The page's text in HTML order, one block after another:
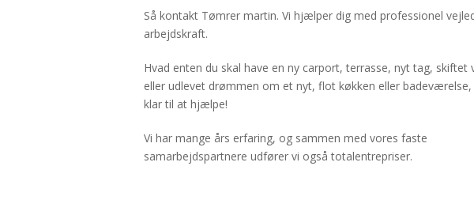
Så kontakt Tømrer martin. Vi hjælper dig med professionel
arbejdskraft.
Hvad enten du skal have en ny carport, terrasse, nyt tag, skiftet
eller udlevet drømmen om et nyt, flot køkken eller badeværelse,
klar til at hjælpe!
Vi har mange års erfaring, og sammen med vores faste
samarbejdspartnere udfører vi også totalentrepriser.